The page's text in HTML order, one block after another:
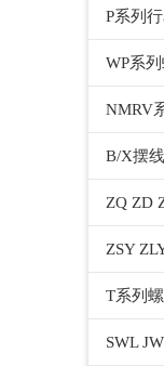
P系列
WP系
NMRV
B/X摆
T系列